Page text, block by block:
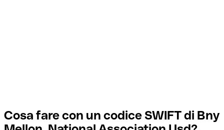
Cosa fare con un codice SWIFT di Bny